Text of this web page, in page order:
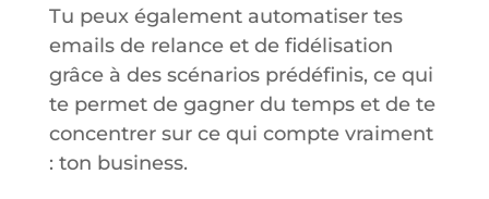
Tu peux également automatiser tes
emails de relance et de fidélisation
grâce à des scénarios prédéfinis, ce qui
te permet de gagner du temps et de te
concentrer sur ce qui compte vraiment
: ton business.